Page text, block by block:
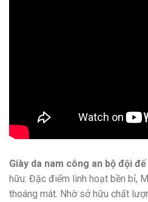
Giày da nam công an bộ đội
hữu: Đặc điểm linh hoạt bền bỉ,
thoáng mát. Nhờ sở hữu chất